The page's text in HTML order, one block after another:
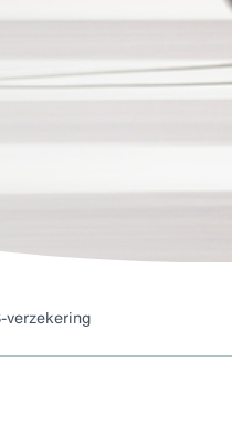
verzekering